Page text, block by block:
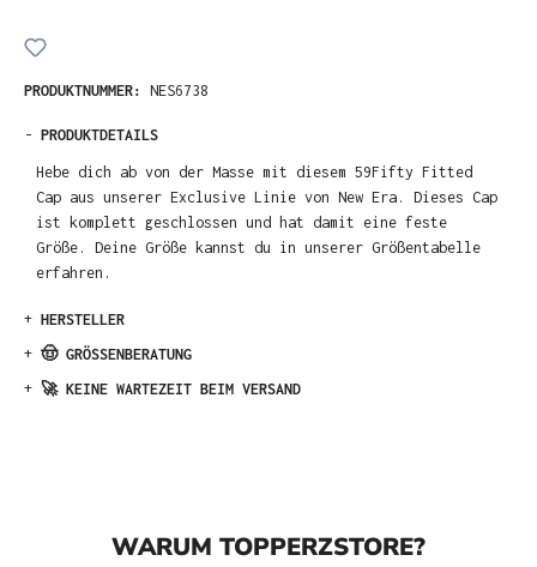
PRODUKTNUMMER: NES6738
- PRODUKTDETAILS
Hebe dich ab von der Masse mit diesem 59Fifty Fitted
Cap aus unserer Exclusive Linie von New Era. Dieses Cap
ist komplett geschlossen und hat damit eine feste
Größe. Deine Größe kannst du in unserer Größentabelle
erfahren.
+ HERSTELLER
+ 🤠 GRÖSSENBERATUNG
+ 🚀 KEINE WARTEZEIT BEIM VERSAND
WARUM TOPPERZSTORE?